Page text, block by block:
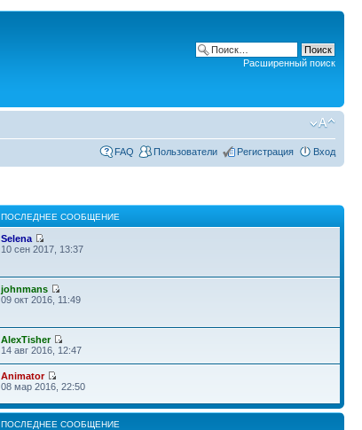
Расширенный поиск
FAQ Пользователи Регистрация Вход
ПОСЛЕДНЕЕ СООБЩЕНИЕ
Selena
10 сен 2017, 13:37
johnmans
09 окт 2016, 11:49
AlexTisher
14 авг 2016, 12:47
Animator
08 мар 2016, 22:50
ПОСЛЕДНЕЕ СООБЩЕНИЕ